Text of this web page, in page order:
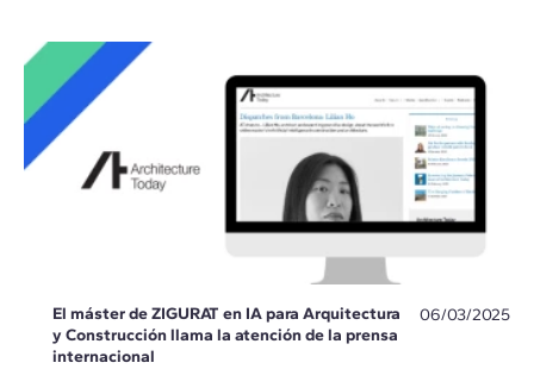
El máster de ZIGURAT en IA para Arquitectura
y Construcción llama la atención de la prensa
internacional
06/03/2025